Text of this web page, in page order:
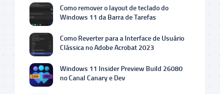
Como remover o layout de teclado do
Windows 11 da Barra de Tarefas
Como Reverter para a Interface de Usuário
Clássica no Adobe Acrobat 2023
Windows 11 Insider Preview Build 26080
no Canal Canary e Dev